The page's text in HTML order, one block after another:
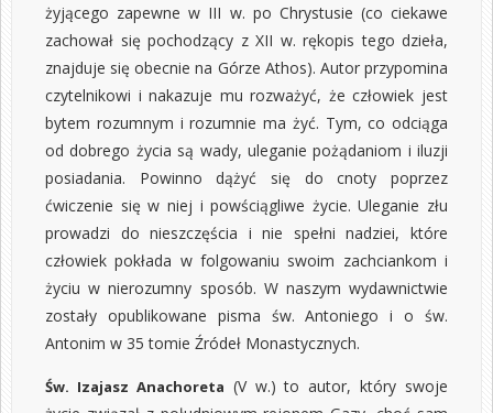
żyjącego zapewne w III w. po Chrystusie (co ciekawe
zachował się pochodzący z XII w. rękopis tego dzieła,
znajduje się obecnie na Górze Athos). Autor przypomina
czytelnikowi i nakazuje mu rozważyć, że człowiek jest
bytem rozumnym i rozumnie ma żyć. Tym, co odciąga
od dobrego życia są wady, uleganie pożądaniom i iluzji
posiadania. Powinno dążyć się do cnoty poprzez
ćwiczenie się w niej i powściągliwe życie. Uleganie złu
prowadzi do nieszczęścia i nie spełni nadziei, które
człowiek pokłada w folgowaniu swoim zachciankom i
życiu w nierozumny sposób. W naszym wydawnictwie
zostały opublikowane pisma św. Antoniego i o św.
Antonim w 35 tomie Źródeł Monastycznych.
Św. Izajasz Anachoreta (V w.) to autor, który swoje